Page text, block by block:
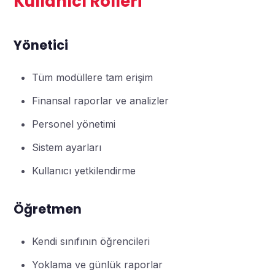
Yönetici
Tüm modüllere tam erişim
Finansal raporlar ve analizler
Personel yönetimi
Sistem ayarları
Kullanıcı yetkilendirme
Öğretmen
Kendi sınıfının öğrencileri
Yoklama ve günlük raporlar